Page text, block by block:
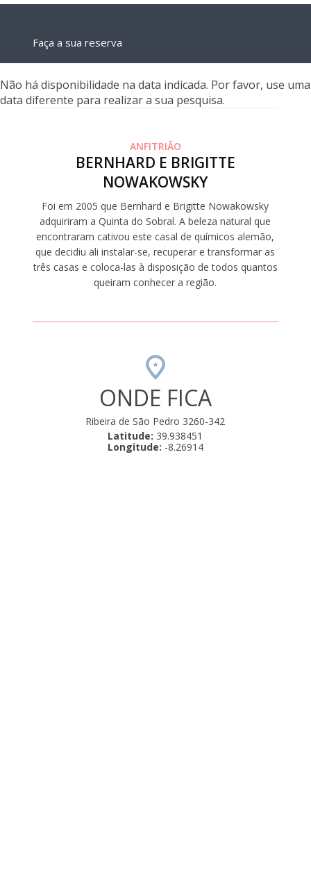
Faça a sua reserva
Não há disponibilidade na data indicada. Por favor, use uma
data diferente para realizar a sua pesquisa.
ANFITRIÃO
BERNHARD E BRIGITTE
NOWAKOWSKY
Foi em 2005 que Bernhard e Brigitte Nowakowsky
adquiriram a Quinta do Sobral. A beleza natural que
encontraram cativou este casal de químicos alemão,
que decidiu ali instalar-se, recuperar e transformar as
três casas e coloca-las à disposição de todos quantos
queiram conhecer a região.
ONDE FICA
Ribeira de São Pedro 3260-342
Latitude: 39.938451
Longitude: -8.26914